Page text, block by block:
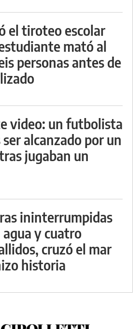
el tiroteo escolar
mató al
personas antes de
video: un futbolista
alcanzado por un
jugaban un
ininterrumpidas
y cuatro
cruzó el mar
historia